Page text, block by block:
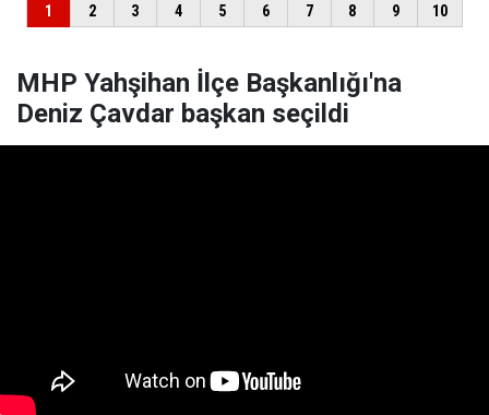
MHP Yahşihan İlçe Başkanlığı'na
Deniz Çavdar başkan seçildi